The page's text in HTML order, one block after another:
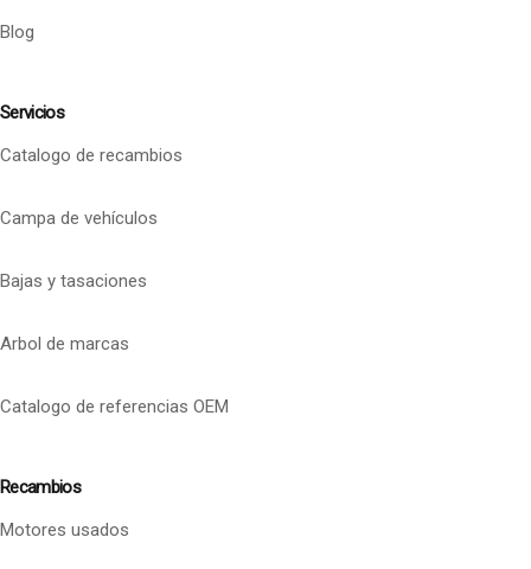
Blog
Servicios
Catalogo de recambios
Campa de vehículos
Bajas y tasaciones
Arbol de marcas
Catalogo de referencias OEM
Recambios
Motores usados